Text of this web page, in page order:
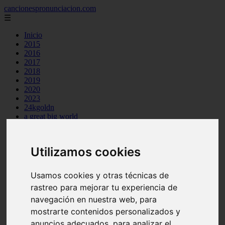
Utilizamos cookies
Usamos cookies y otras técnicas de
rastreo para mejorar tu experiencia de
navegación en nuestra web, para
mostrarte contenidos personalizados y
cancionespronunciacion.com
☰
Inicio
2015
2016
2017
2018
2019
2020
2023
24kgoldn
a great big world
ajr
anne marie
aretha franklin
ariana grande
ashe
ava max